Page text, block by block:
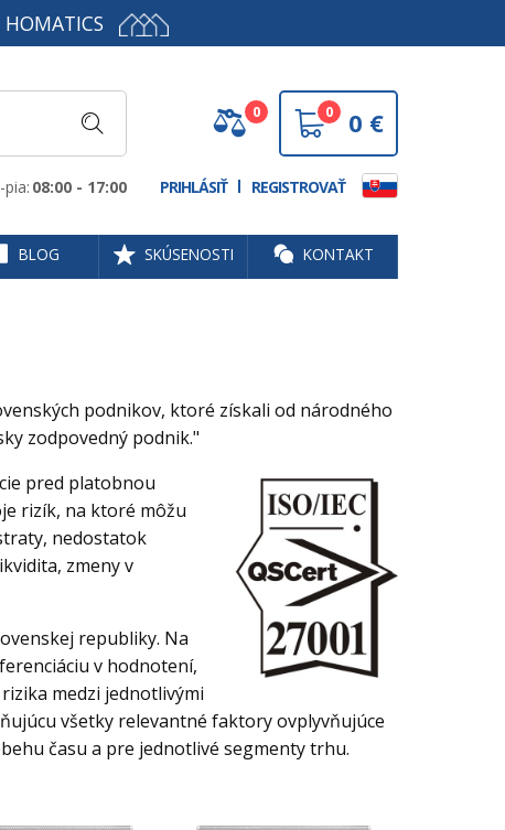
HOMATICS
pia: 08:00 - 17:00
0 0 0 €
PRIHLÁSIŤ REGISTROVAŤ
BLOG SKÚSENOSTI KONTAKT
podnikov, ktoré získali od národného
zodpovedný podnik."
pred platobnou
rizík, na ktoré môžu
nedostatok
zmeny v
republiky. Na
v hodnotení,
medzi jednotlivými
všetky relevantné faktory ovplyvňujúce
času a pre jednotlivé segmenty trhu.